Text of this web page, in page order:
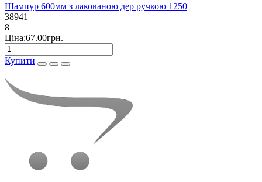
Шампур 600мм з лакованою дер ручкою 1250
38941
8
Ціна:67.00грн.
Купити